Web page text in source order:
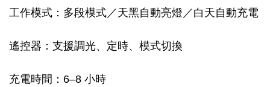
工作模式：多段模式／天黑自動亮燈／白天自動充電
遙控器：支援調光、定時、模式切換
充電時間：6–8 小時